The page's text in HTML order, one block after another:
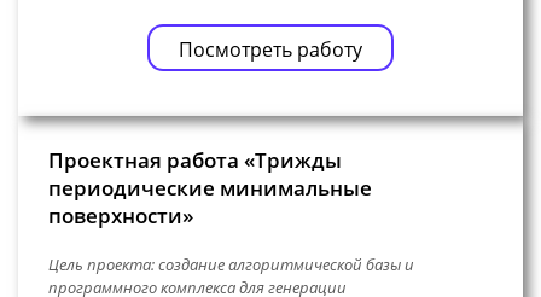
Посмотреть работу
Проектная работа «Трижды
периодические минимальные
поверхности»
Цель проекта: создание алгоритмической базы и
программного комплекса для генерации